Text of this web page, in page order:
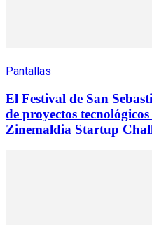
Pantallas
El Festival de San
de proyectos
Zinemaldia Startup